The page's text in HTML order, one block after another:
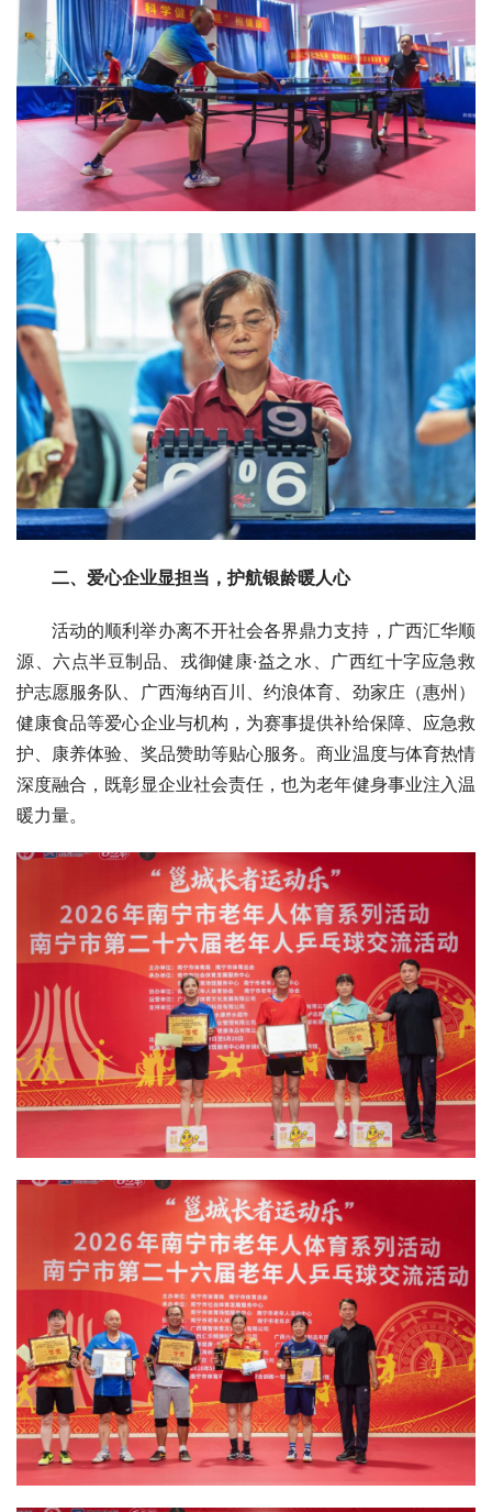
二、爱心企业显担当，护航银龄暖人心
活动的顺利举办离不开社会各界鼎力支持，广西汇华顺
源、六点半豆制品、戎御健康·益之水、广西红十字应急救
护志愿服务队、广西海纳百川、约浪体育、劲家庄（惠州）
健康食品等爱心企业与机构，为赛事提供补给保障、应急救
护、康养体验、奖品赞助等贴心服务。商业温度与体育热情
深度融合，既彰显企业社会责任，也为老年健身事业注入温
暖力量。